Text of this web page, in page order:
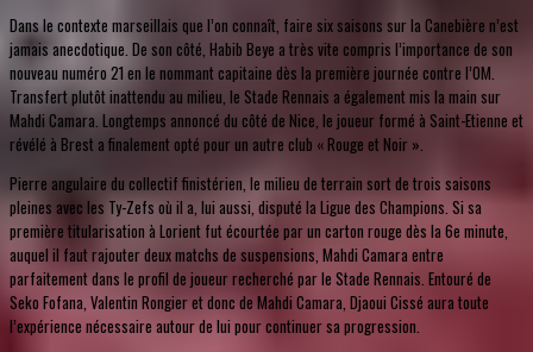
Dans le contexte marseillais que l’on connaît, faire six saisons sur la Canebière n’est
jamais anecdotique. De son côté, Habib Beye a très vite compris l’importance de son
nouveau numéro 21 en le nommant capitaine dès la première journée contre l’OM.
Transfert plutôt inattendu au milieu, le Stade Rennais a également mis la main sur
Mahdi Camara. Longtemps annoncé du côté de Nice, le joueur formé à Saint-Etienne et
révélé à Brest a finalement opté pour un autre club « Rouge et Noir ».
Pierre angulaire du collectif finistérien, le milieu de terrain sort de trois saisons
pleines avec les Ty-Zefs où il a, lui aussi, disputé la Ligue des Champions. Si sa
première titularisation à Lorient fut écourtée par un carton rouge dès la 6e minute,
auquel il faut rajouter deux matchs de suspensions, Mahdi Camara entre
parfaitement dans le profil de joueur recherché par le Stade Rennais. Entouré de
Seko Fofana, Valentin Rongier et donc de Mahdi Camara, Djaoui Cissé aura toute
l’expérience nécessaire autour de lui pour continuer sa progression.